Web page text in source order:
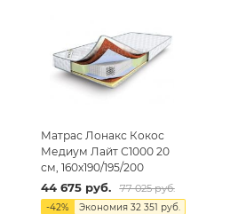
Матрас Лонакс Кокос
Медиум Лайт С1000 20
см, 160х190/195/200
44 675руб. 77 025руб.
-42% Экономия 32 351 руб.